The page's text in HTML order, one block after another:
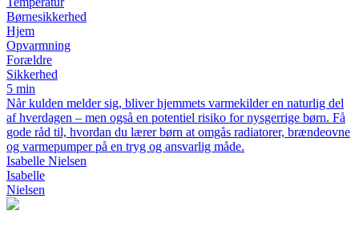
Børnesikkerhed
Hjem
Opvarmning
Forældre
Sikkerhed
5 min
Når kulden melder sig, bliver hjemmets varmekilder en naturlig del
af hverdagen – men også en potentiel risiko for nysgerrige børn. Få
gode råd til, hvordan du lærer børn at omgås radiatorer, brændeovne
og varmepumper på en tryg og ansvarlig måde.
Isabelle Nielsen
Isabelle
Nielsen